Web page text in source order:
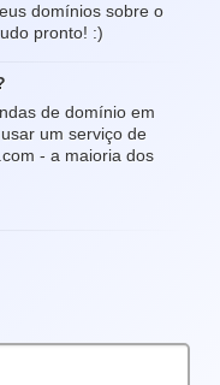
domínios sobre o
pronto! :)
de domínio em
um serviço de
- a maioria dos